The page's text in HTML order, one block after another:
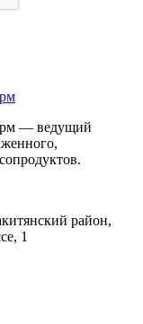
— ведущий
район,
1